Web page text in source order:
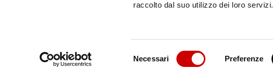
raccolto dal suo utilizzo dei loro servizi.
Necessari Preferenze
© 2025 Radio Marte S.r.l | P.IVA 03481150633 – REA 334845